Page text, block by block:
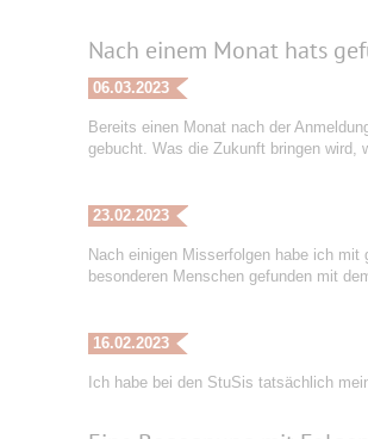
Nach einem Monat hats
06.03.2023
Bereits einen Monat nach der
gebucht. Was die Zukunft bringen wird,
23.02.2023
Nach einigen Misserfolgen habe ich
besonderen Menschen gefunden mit
16.02.2023
Ich habe bei den StuSis tatsächlich